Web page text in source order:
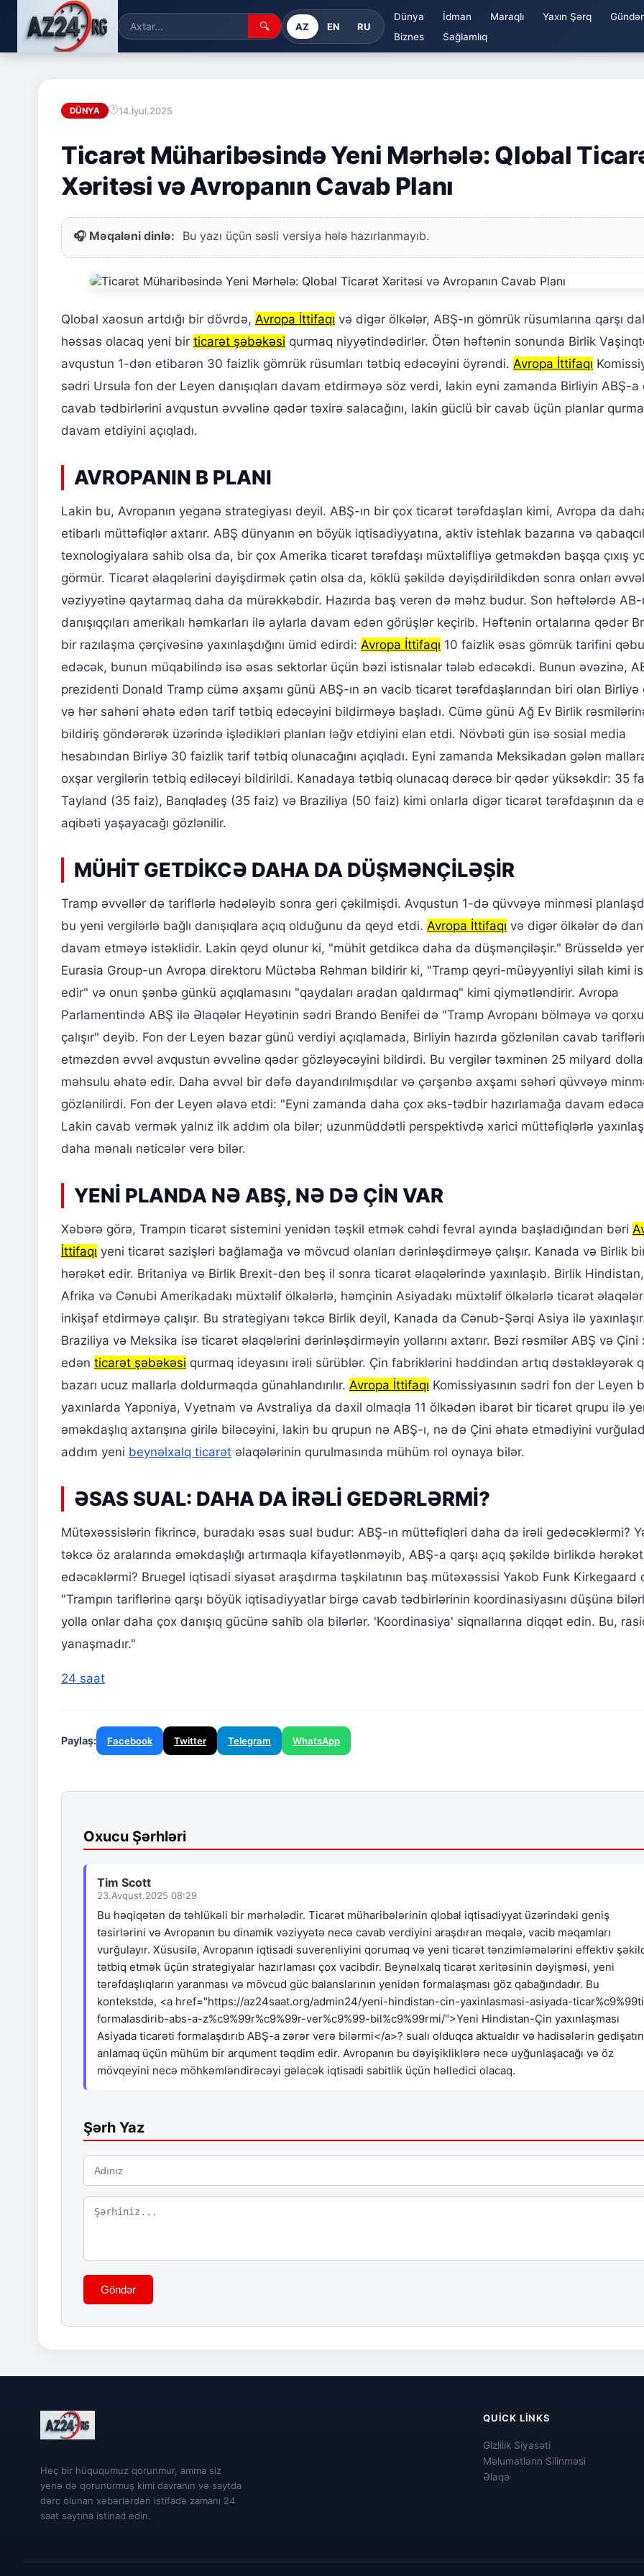
🔍 AZ EN RU
Dünya İdman Maraqlı Yaxın Şərq
Biznes
Sağlamlıq
DÜNYA 14.İyul.2025
Ticarət Müharibəsində Yeni Mərhələ: Qlobal
Xəritəsi və Avropanın Cavab Planı
🎧 Məqaləni dinlə: Bu yazı üçün səsli versiya hələ hazırlanmayıb.
Qlobal xaosun artdığı bir dövrdə, Avropa İttifaqı və digər ölkələr, ABŞ-ın gömrük rüsumlarına qarşı
həssas olacaq yeni bir ticarət şəbəkəsi qurmaq niyyətindədirlər. Ötən həftənin sonunda Birlik
avqustun 1-dən etibarən 30 faizlik gömrük rüsumları tətbiq edəcəyini öyrəndi. Avropa İttifaqı
sədri Ursula fon der Leyen danışıqları davam etdirməyə söz verdi, lakin eyni zamanda Birliyin ABŞ-a
cavab tədbirlərini avqustun əvvəlinə qədər təxirə salacağını, lakin güclü bir cavab üçün planlar
davam etdiyini açıqladı.
AVROPANIN B PLANI
Lakin bu, Avropanın yeganə strategiyası deyil. ABŞ-ın bir çox ticarət tərəfdaşları kimi, Avropa da
etibarlı müttəfiqlər axtarır. ABŞ dünyanın ən böyük iqtisadiyyatına, aktiv istehlak bazarına və qabaqcıl
texnologiyalara sahib olsa da, bir çox Amerika ticarət tərəfdaşı müxtəlifliyə getməkdən başqa çıxış
görmür. Ticarət əlaqələrini dəyişdirmək çətin olsa da, köklü şəkildə dəyişdirildikdən sonra onları
vəziyyətinə qaytarmaq daha da mürəkkəbdir. Hazırda baş verən də məhz budur. Son həftələrdə AB-
danışıqçıları amerikalı həmkarları ilə aylarla davam edən görüşlər keçirib. Həftənin ortalarına qədər
bir razılaşma çərçivəsinə yaxınlaşdığını ümid edirdi: Avropa İttifaqı 10 faizlik əsas gömrük tarifini
edəcək, bunun müqabilində isə əsas sektorlar üçün bəzi istisnalar tələb edəcəkdi. Bunun əvəzinə,
prezidenti Donald Tramp cümə axşamı günü ABŞ-ın ən vacib ticarət tərəfdaşlarından biri olan Birliyə
və hər sahəni əhatə edən tarif tətbiq edəcəyini bildirməyə başladı. Cümə günü Ağ Ev Birlik
bildiriş göndərərək üzərində işlədikləri planları ləğv etdiyini elan etdi. Növbəti gün isə sosial media
hesabından Birliyə 30 faizlik tarif tətbiq olunacağını açıqladı. Eyni zamanda Meksikadan gələn
oxşar vergilərin tətbiq ediləcəyi bildirildi. Kanadaya tətbiq olunacaq dərəcə bir qədər yüksəkdir: 35
Tayland (35 faiz), Banqladeş (35 faiz) və Braziliya (50 faiz) kimi onlarla digər ticarət tərəfdaşının da
aqibəti yaşayacağı gözlənilir.
MÜHİT GETDİKCƏ DAHA DA DÜŞMƏNÇİLƏŞİR
Tramp əvvəllər də tariflərlə hədələyib sonra geri çəkilmişdi. Avqustun 1-də qüvvəyə minməsi
bu yeni vergilərlə bağlı danışıqlara açıq olduğunu da qeyd etdi. Avropa İttifaqı və digər ölkələr də
davam etməyə istəklidir. Lakin qeyd olunur ki, "mühit getdikcə daha da düşmənçiləşir." Brüsseldə
Eurasia Group-un Avropa direktoru Müctəba Rəhman bildirir ki, "Tramp qeyri-müəyyənliyi silah kimi
edir" və onun şənbə günkü açıqlamasını "qaydaları aradan qaldırmaq" kimi qiymətləndirir. Avropa
Parlamentində ABŞ ilə Əlaqələr Heyətinin sədri Brando Benifei də "Tramp Avropanı bölməyə və
çalışır" deyib. Fon der Leyen bazar günü verdiyi açıqlamada, Birliyin hazırda gözlənilən cavab
etməzdən əvvəl avqustun əvvəlinə qədər gözləyəcəyini bildirdi. Bu vergilər təxminən 25 milyard
məhsulu əhatə edir. Daha əvvəl bir dəfə dayandırılmışdılar və çərşənbə axşamı səhəri qüvvəyə
gözlənilirdi. Fon der Leyen əlavə etdi: "Eyni zamanda daha çox əks-tədbir hazırlamağa davam
Lakin cavab vermək yalnız ilk addım ola bilər; uzunmüddətli perspektivdə xarici müttəfiqlərlə
daha mənalı nəticələr verə bilər.
YENİ PLANDA NƏ ABŞ, NƏ DƏ ÇİN VAR
Xəbərə görə, Trampın ticarət sistemini yenidən təşkil etmək cəhdi fevral ayında başladığından bəri
İttifaqı yeni ticarət sazişləri bağlamağa və mövcud olanları dərinləşdirməyə çalışır. Kanada və Birlik
hərəkət edir. Britaniya və Birlik Brexit-dən beş il sonra ticarət əlaqələrində yaxınlaşıb. Birlik
Afrika və Cənubi Amerikadakı müxtəlif ölkələrlə, həmçinin Asiyadakı müxtəlif ölkələrlə ticarət
inkişaf etdirməyə çalışır. Bu strategiyanı təkcə Birlik deyil, Kanada da Cənub-Şərqi Asiya ilə
Braziliya və Meksika isə ticarət əlaqələrini dərinləşdirməyin yollarını axtarır. Bəzi rəsmilər ABŞ və Çini
edən ticarət şəbəkəsi qurmaq ideyasını irəli sürüblər. Çin fabriklərini həddindən artıq dəstəkləyərək
bazarı ucuz mallarla doldurmaqda günahlandırılır. Avropa İttifaqı Komissiyasının sədri fon der Leyen
yaxınlarda Yaponiya, Vyetnam və Avstraliya da daxil olmaqla 11 ölkədən ibarət bir ticarət qrupu ilə
əməkdaşlıq axtarışına girilə biləcəyini, lakin bu qrupun nə ABŞ-ı, nə də Çini əhatə etmədiyini
addım yeni beynəlxalq ticarət əlaqələrinin qurulmasında mühüm rol oynaya bilər.
ƏSAS SUAL: DAHA DA İRƏLİ GEDƏRLƏRMİ?
Mütəxəssislərin fikrincə, buradakı əsas sual budur: ABŞ-ın müttəfiqləri daha da irəli gedəcəklərmi?
təkcə öz aralarında əməkdaşlığı artırmaqla kifayətlənməyib, ABŞ-a qarşı açıq şəkildə birlikdə hərəkət
edəcəklərmi? Bruegel iqtisadi siyasət araşdırma təşkilatının baş mütəxəssisi Yakob Funk Kirkegaard
"Trampın tariflərinə qarşı böyük iqtisadiyyatlar birgə cavab tədbirlərinin koordinasiyasını düşünə
yolla onlar daha çox danışıq gücünə sahib ola bilərlər. 'Koordinasiya' siqnallarına diqqət edin. Bu,
yanaşmadır."
24 saat
Paylaş: Facebook Twitter Telegram WhatsApp
Oxucu Şərhləri
Tim Scott
23.Avqust.2025 08:29
Bu həqiqətən də təhlükəli bir mərhələdir. Ticarət müharibələrinin qlobal iqtisadiyyat üzərindəki geniş
təsirlərini və Avropanın bu dinamik vəziyyətə necə cavab verdiyini araşdıran məqalə, vacib məqamları
vurğulayır. Xüsusilə, Avropanın iqtisadi suverenliyini qorumaq və yeni ticarət tənzimləmələrini effektiv
tətbiq etmək üçün strategiyalar hazırlaması çox vacibdir. Beynəlxalq ticarət xəritəsinin dəyişməsi, yeni
tərəfdaşlıqların yaranması və mövcud güc balanslarının yenidən formalaşması göz qabağındadır. Bu
kontekstdə, <a href="https://az24saat.org/admin24/yeni-hindistan-cin-yaxinlasmasi-asiyada-
formalasdirib-abs-a-z%c9%99r%c9%99r-ver%c9%99-bil%c9%99rmi/">Yeni Hindistan-Çin yaxınlaşması
Asiyada ticarəti formalaşdırıb ABŞ-a zərər verə bilərmi</a>? sualı olduqca aktualdır və hadisələrin
anlamaq üçün mühüm bir arqument təqdim edir. Avropanın bu dəyişikliklərə necə uyğunlaşacağı və öz
mövqeyini necə möhkəmləndirəcəyi gələcək iqtisadi sabitlik üçün həlledici olacaq.
Şərh Yaz
Göndər
Heç bir hüququmuz qorunmur, amma siz
yenə də qorunurmuş kimi davranın və saytda
dərc olunan xəbərlərdən istifadə zamanı 24
saat saytına istinad edin.
QUICK LINKS
Gizlilik Siyasəti
Məlumatların Silinməsi
Əlaqə